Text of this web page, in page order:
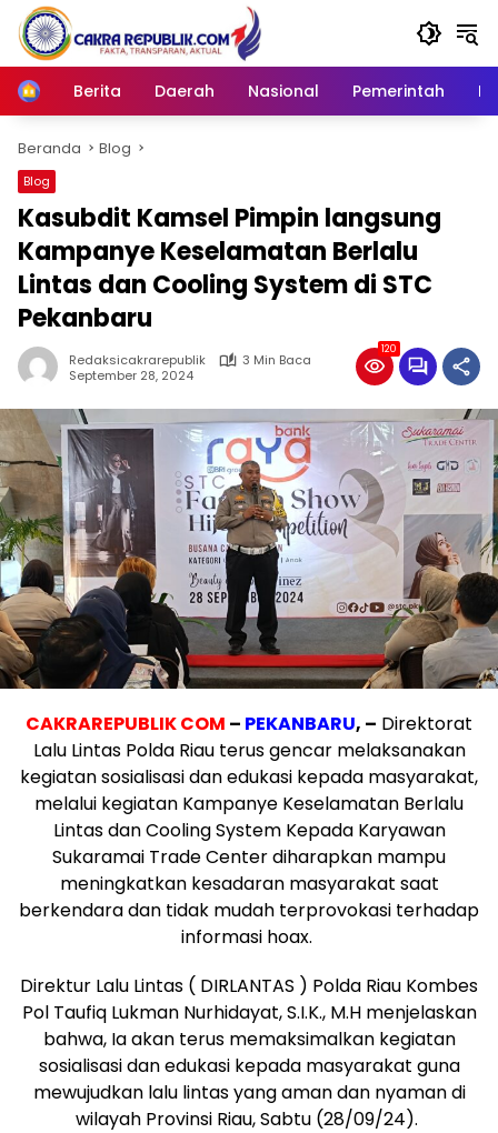
Langsung
konten
Home
Berita Daerah Nasional Pemerintah
Beranda Blog
Blog
Kasubdit Kamsel Pimpin langsung
Kampanye Keselamatan Berlalu
Lintas dan Cooling System di STC
Pekanbaru
Redaksicakrarepublik
3 Min Baca
September 28, 2024
120
CAKRAREPUBLIK COM – PEKANBARU, – Direktorat
Lalu Lintas Polda Riau terus gencar melaksanakan
kegiatan sosialisasi dan edukasi kepada masyarakat,
melalui kegiatan Kampanye Keselamatan Berlalu
Lintas dan Cooling System Kepada Karyawan
Sukaramai Trade Center diharapkan mampu
meningkatkan kesadaran masyarakat saat
berkendara dan tidak mudah terprovokasi terhadap
informasi hoax.
Direktur Lalu Lintas ( DIRLANTAS ) Polda Riau Kombes
Pol Taufiq Lukman Nurhidayat, S.I.K., M.H menjelaskan
bahwa, Ia akan terus memaksimalkan kegiatan
sosialisasi dan edukasi kepada masyarakat guna
mewujudkan lalu lintas yang aman dan nyaman di
wilayah Provinsi Riau, Sabtu (28/09/24).